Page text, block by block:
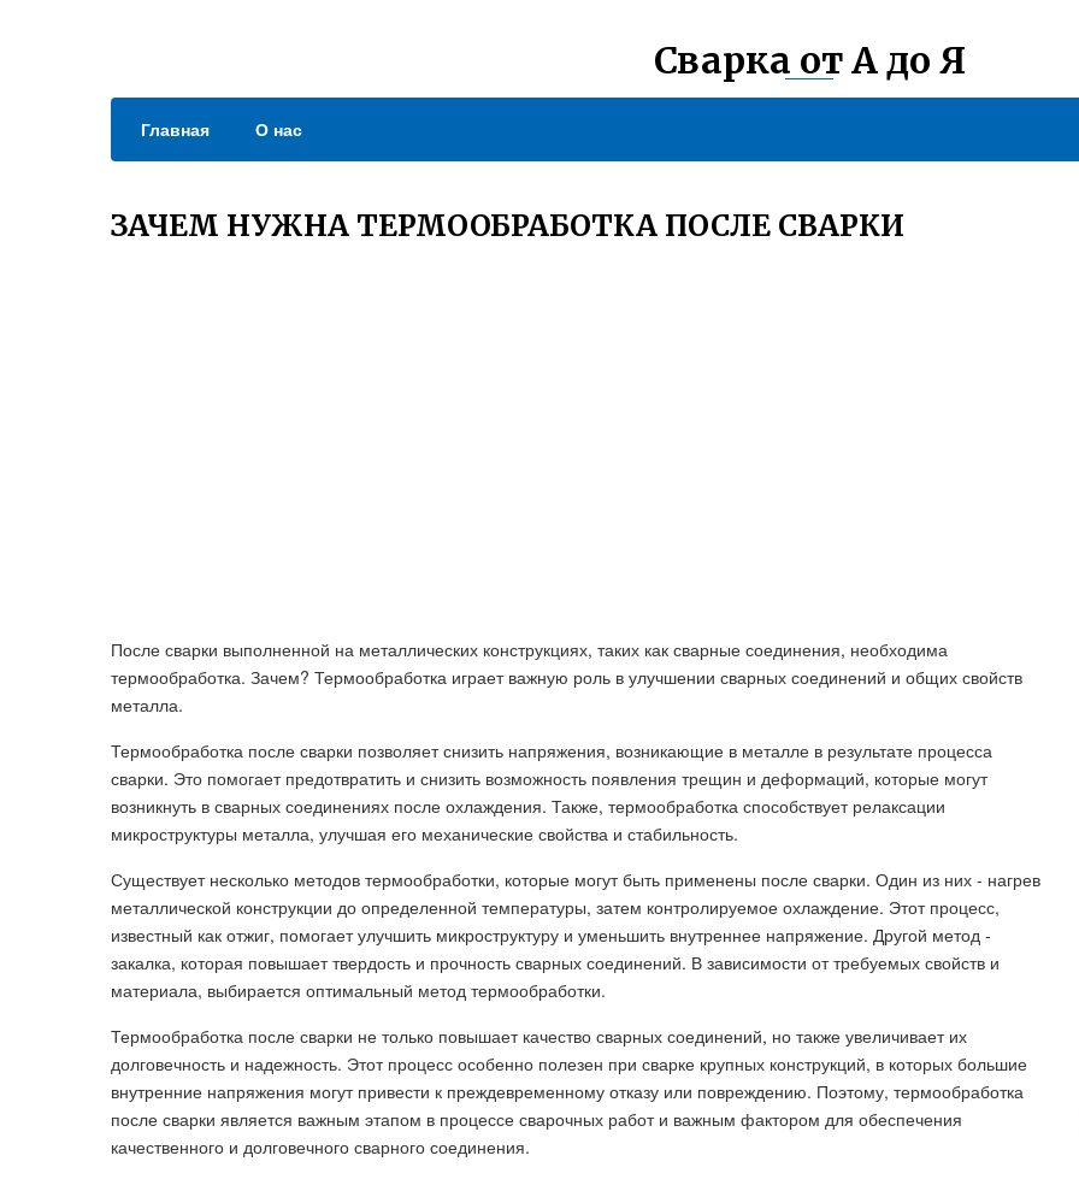
Сварка от А до Я
Главная О нас
ЗАЧЕМ НУЖНА ТЕРМООБРАБОТКА ПОСЛЕ СВАРКИ
После сварки выполненной на металлических конструкциях, таких как сварные соединения, необходима
термообработка. Зачем? Термообработка играет важную роль в улучшении сварных соединений и общих свойств
металла.
Термообработка после сварки позволяет снизить напряжения, возникающие в металле в результате процесса
сварки. Это помогает предотвратить и снизить возможность появления трещин и деформаций, которые могут
возникнуть в сварных соединениях после охлаждения. Также, термообработка способствует релаксации
микроструктуры металла, улучшая его механические свойства и стабильность.
Существует несколько методов термообработки, которые могут быть применены после сварки. Один из них - нагрев
металлической конструкции до определенной температуры, затем контролируемое охлаждение. Этот процесс,
известный как отжиг, помогает улучшить микроструктуру и уменьшить внутреннее напряжение. Другой метод -
закалка, которая повышает твердость и прочность сварных соединений. В зависимости от требуемых свойств и
материала, выбирается оптимальный метод термообработки.
Термообработка после сварки не только повышает качество сварных соединений, но также увеличивает их
долговечность и надежность. Этот процесс особенно полезен при сварке крупных конструкций, в которых большие
внутренние напряжения могут привести к преждевременному отказу или повреждению. Поэтому, термообработка
после сварки является важным этапом в процессе сварочных работ и важным фактором для обеспечения
качественного и долговечного сварного соединения.